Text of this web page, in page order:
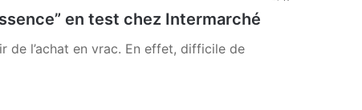
en test chez Intermarché
de l’achat en vrac. En effet, difficile de